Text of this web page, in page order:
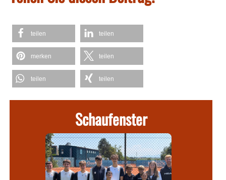
teilen teilen
merken teilen
teilen teilen
Schaufenster